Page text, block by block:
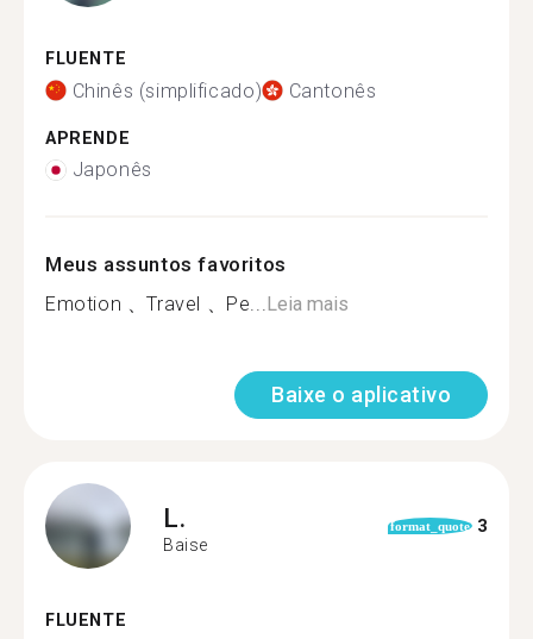
FLUENTE
Chinês (simplificado) Cantonês
APRENDE
Japonês
Meus assuntos favoritos
Emotion 、Travel 、Pe...Leia mais
Baixe o aplicativo
L.
Baise
format_quote 3
FLUENTE